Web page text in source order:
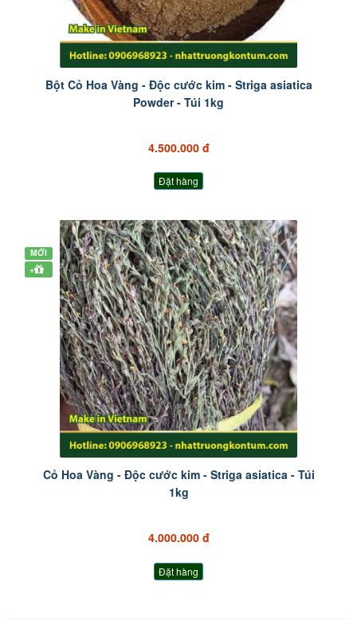
Bột Cỏ Hoa Vàng - Độc cước kim - Striga asiatica
Powder - Túi 1kg
4.500.000 đ
Đặt hàng
MỚI
+
Cỏ Hoa Vàng - Độc cước kim - Striga asiatica - Túi
1kg
4.000.000 đ
Đặt hàng